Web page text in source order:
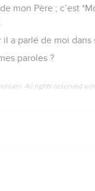
mon Père ; c’est
a parlé de moi dans
paroles ?
All rights reserved